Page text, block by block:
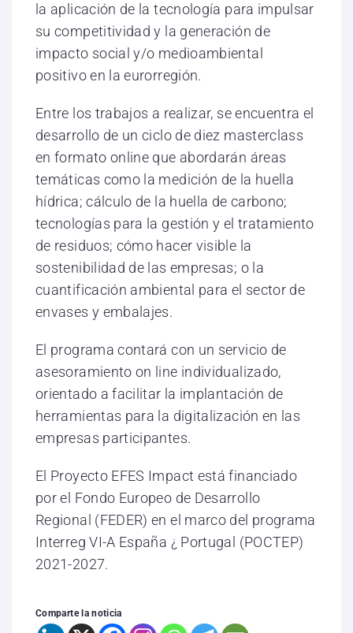
la aplicación de la tecnología para impulsar
su competitividad y la generación de
impacto social y/o medioambiental
positivo en la eurorregión.
Entre los trabajos a realizar, se encuentra el
desarrollo de un ciclo de diez masterclass
en formato online que abordarán áreas
temáticas como la medición de la huella
hídrica; cálculo de la huella de carbono;
tecnologías para la gestión y el tratamiento
de residuos; cómo hacer visible la
sostenibilidad de las empresas; o la
cuantificación ambiental para el sector de
envases y embalajes.
El programa contará con un servicio de
asesoramiento on line individualizado,
orientado a facilitar la implantación de
herramientas para la digitalización en las
empresas participantes.
El Proyecto EFES Impact está financiado
por el Fondo Europeo de Desarrollo
Regional (FEDER) en el marco del programa
Interreg VI-A España ¿ Portugal (POCTEP)
2021-2027.
Comparte la noticia